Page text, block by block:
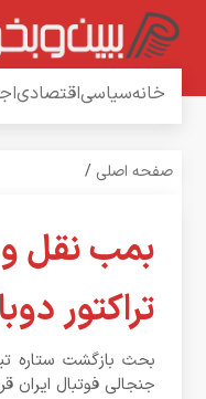
خانهسیاسیاقتصادی
صفحه اصلی /
بمب نقل و
تراکتور
بحث بازگشت ستاره
جنجالی فوتبال ایران